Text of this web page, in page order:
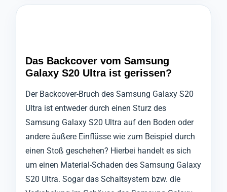
Das Backcover vom Samsung
Galaxy S20 Ultra ist gerissen?
Der Backcover-Bruch des Samsung Galaxy S20
Ultra ist entweder durch einen Sturz des
Samsung Galaxy S20 Ultra auf den Boden oder
andere äußere Einflüsse wie zum Beispiel durch
einen Stoß geschehen? Hierbei handelt es sich
um einen Material-Schaden des Samsung Galaxy
S20 Ultra. Sogar das Schaltsystem bzw. die